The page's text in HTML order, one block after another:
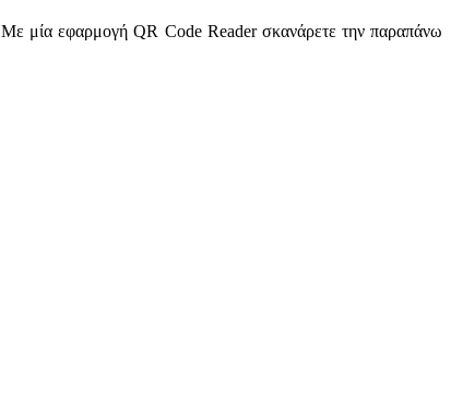
μία εφαρμογή QR Code Reader σκανάρετε την παραπάνω